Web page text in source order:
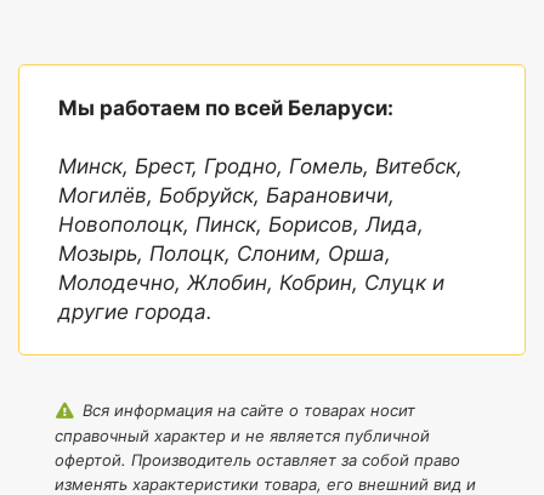
Фиксирующие
Мы работаем по всей Беларуси:
Минск, Брест, Гродно, Гомель, Витебск,
Могилёв, Бобруйск, Барановичи,
Новополоцк, Пинск, Борисов, Лида,
Мозырь, Полоцк, Слоним, Орша,
Молодечно, Жлобин, Кобрин, Слуцк и
другие города.
Вся информация на сайте о товарах носит
справочный характер и не является публичной
офертой. Производитель оставляет за собой право
изменять характеристики товара, его внешний вид и